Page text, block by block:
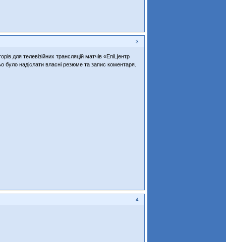
3
для телевізійних трансляцій матчів «ЕпіЦентр
надіслати власні резюме та запис коментаря.
4